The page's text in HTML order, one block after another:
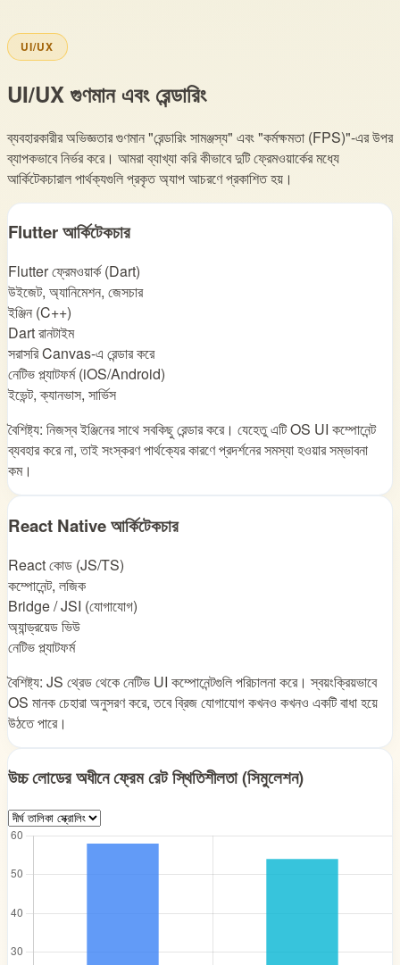
UI/UX
UI/UX গুণমান এবং রেন্ডারিং
ব্যবহারকারীর অভিজ্ঞতার গুণমান "রেন্ডারিং সামঞ্জস্য" এবং "কর্মক্ষমতা (FPS)"-এর উপর
ব্যাপকভাবে নির্ভর করে। আমরা ব্যাখ্যা করি কীভাবে দুটি ফ্রেমওয়ার্কের মধ্যে
আর্কিটেকচারাল পার্থক্যগুলি প্রকৃত অ্যাপ আচরণে প্রকাশিত হয়।
Flutter আর্কিটেকচার
Flutter ফ্রেমওয়ার্ক (Dart)
উইজেট, অ্যানিমেশন, জেসচার
ইঞ্জিন (C++)
Dart রানটাইম
সরাসরি Canvas-এ রেন্ডার করে
নেটিভ প্ল্যাটফর্ম (iOS/Android)
ইভেন্ট, ক্যানভাস, সার্ভিস
বৈশিষ্ট্য: নিজস্ব ইঞ্জিনের সাথে সবকিছু রেন্ডার করে। যেহেতু এটি OS UI কম্পোনেন্ট
ব্যবহার করে না, তাই সংস্করণ পার্থক্যের কারণে প্রদর্শনের সমস্যা হওয়ার সম্ভাবনা
কম।
React Native আর্কিটেকচার
React কোড (JS/TS)
কম্পোনেন্ট, লজিক
Bridge / JSI (যোগাযোগ)
অ্যান্ড্রয়েড ভিউ
নেটিভ প্ল্যাটফর্ম
বৈশিষ্ট্য: JS থ্রেড থেকে নেটিভ UI কম্পোনেন্টগুলি পরিচালনা করে। স্বয়ংক্রিয়ভাবে
OS মানক চেহারা অনুসরণ করে, তবে ব্রিজ যোগাযোগ কখনও কখনও একটি বাধা হয়ে
উঠতে পারে।
উচ্চ লোডের অধীনে ফ্রেম রেট স্থিতিশীলতা (সিমুলেশন)